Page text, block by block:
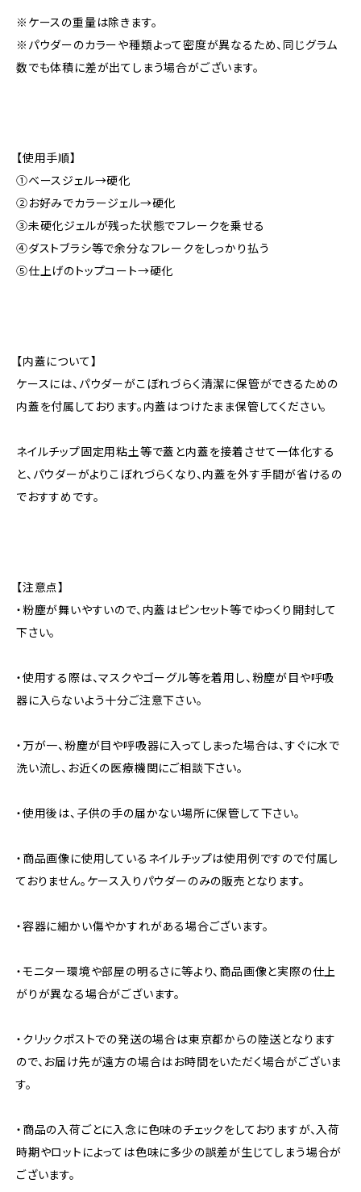
※ケースの重量は除きます。
※パウダーのカラーや種類よって密度が異なるため、同じグラム
数でも体積に差が出てしまう場合がございます。
【使用手順】
①ベースジェル→硬化
②お好みでカラージェル→硬化
③未硬化ジェルが残った状態でフレークを乗せる
④ダストブラシ等で余分なフレークをしっかり払う
⑤仕上げのトップコート→硬化
【内蓋について】
ケースには、パウダーがこぼれづらく清潔に保管ができるための
内蓋を付属しております。内蓋はつけたまま保管してください。
ネイルチップ固定用粘土等で蓋と内蓋を接着させて一体化する
と、パウダーがよりこぼれづらくなり、内蓋を外す手間が省けるの
でおすすめです。
【注意点】
・粉塵が舞いやすいので、内蓋はピンセット等でゆっくり開封して
下さい。
・使用する際は、マスクやゴーグル等を着用し、粉塵が目や呼吸
器に入らないよう十分ご注意下さい。
・万が一、粉塵が目や呼吸器に入ってしまった場合は、すぐに水で
洗い流し、お近くの医療機関にご相談下さい。
・使用後は、子供の手の届かない場所に保管して下さい。
・商品画像に使用しているネイルチップは使用例ですので付属し
ておりません。ケース入りパウダーのみの販売となります。
・容器に細かい傷やかすれがある場合ございます。
・モニター環境や部屋の明るさに等より、商品画像と実際の仕上
がりが異なる場合がございます。
・クリックポストでの発送の場合は東京都からの陸送となります
ので、お届け先が遠方の場合はお時間をいただく場合がございま
す。
・商品の入荷ごとに入念に色味のチェックをしておりますが、入荷
時期やロットによっては色味に多少の誤差が生じてしまう場合が
ございます。